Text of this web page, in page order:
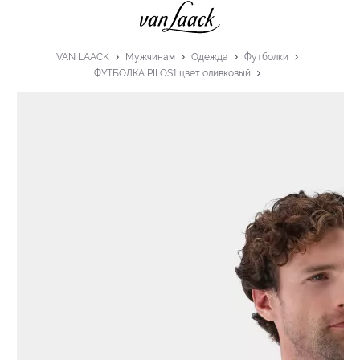
VAN LAACK Мужчинам Одежда
Футболки
ФУТБОЛКА PILOS1 цвет оливковый